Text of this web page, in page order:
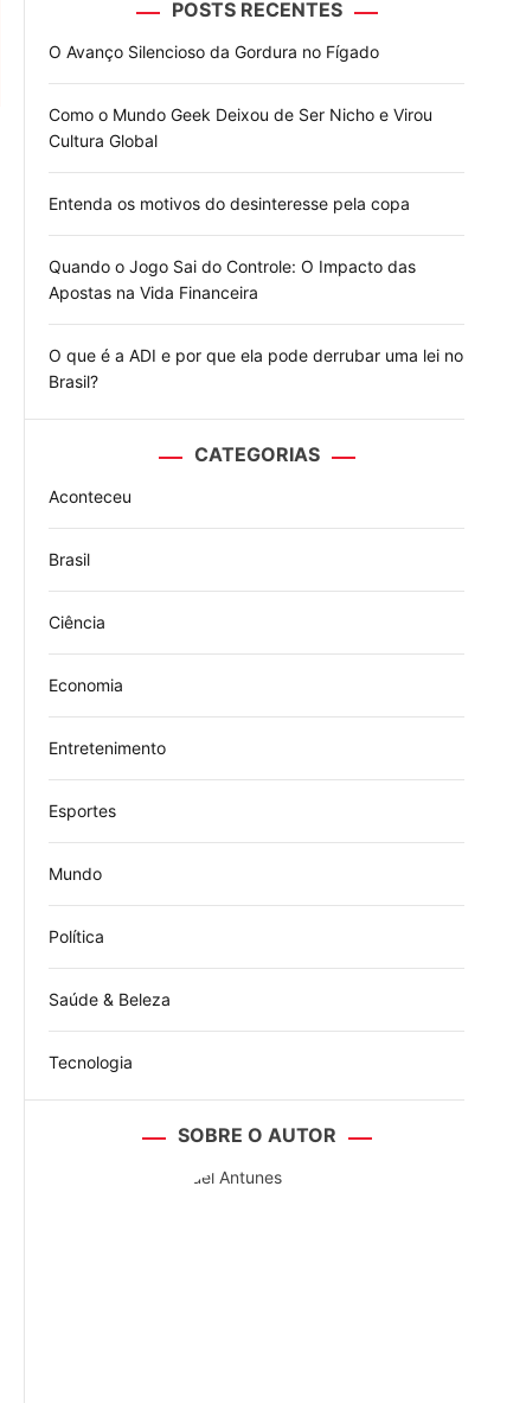
o
e
POSTS RECENTES
O Avanço Silencioso da Gordura no Fígado
Como o Mundo Geek Deixou de Ser Nicho e Virou
Cultura Global
Entenda os motivos do desinteresse pela copa
Quando o Jogo Sai do Controle: O Impacto das
Apostas na Vida Financeira
O que é a ADI e por que ela pode derrubar uma lei no
Brasil?
CATEGORIAS
Aconteceu
Brasil
Ciência
Economia
Entretenimento
Esportes
Mundo
Política
Saúde & Beleza
Tecnologia
SOBRE O AUTOR